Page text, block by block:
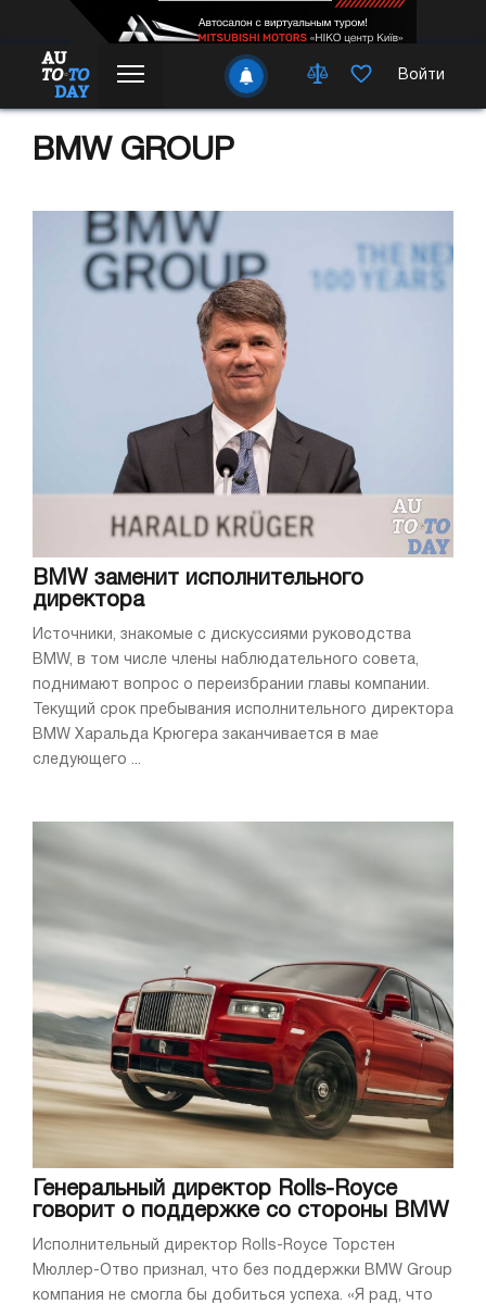
Войти
BMW GROUP
BMW заменит исполнительного
директора
Источники, знакомые с дискуссиями руководства
BMW, в том числе члены наблюдательного совета,
поднимают вопрос о переизбрании главы компании.
Текущий срок пребывания исполнительного директора
BMW Харальда Крюгера заканчивается в мае
следующего ...
Генеральный директор Rolls-Royce
говорит о поддержке со стороны BMW
Исполнительный директор Rolls-Royce Торстен
Мюллер-Отво признал, что без поддержки BMW Group
компания не смогла бы добиться успеха. «Я рад, что